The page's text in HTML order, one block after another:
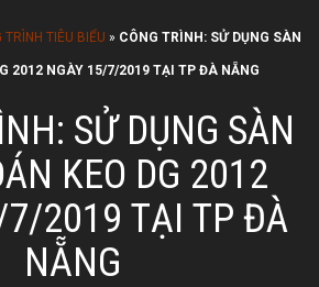
TRÌNH TIÊU BIỂU » CÔNG TRÌNH: SỬ DỤNG SÀN
2012 NGÀY 15/7/2019 TẠI TP ĐÀ NẴNG
SỬ DỤNG SÀN
KEO DG 2012
7/2019 TẠI TP ĐÀ
NẴNG